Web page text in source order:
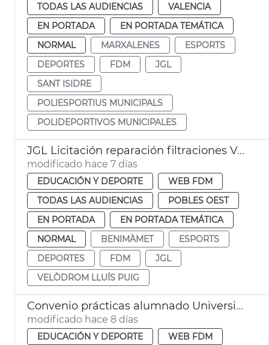
TODAS LAS AUDIENCIAS
VALENCIA
EN PORTADA
EN PORTADA TEMÁTICA
NORMAL
MARXALENES
ESPORTS
DEPORTES
FDM
JGL
SANT ISIDRE
POLIESPORTIUS MUNICIPALS
POLIDEPORTIVOS MUNICIPALES
JGL Licitación reparación filtraciones Velódromo València
modificado hace 7 días
EDUCACIÓN Y DEPORTE
WEB FDM
TODAS LAS AUDIENCIAS
POBLES OEST
EN PORTADA
EN PORTADA TEMÁTICA
NORMAL
BENIMÀMET
ESPORTS
DEPORTES
FDM
JGL
VELÒDROM LLUÍS PUIG
Convenio prácticas alumnado Universidad Católica FDM València
modificado hace 8 días
EDUCACIÓN Y DEPORTE WEB FDM